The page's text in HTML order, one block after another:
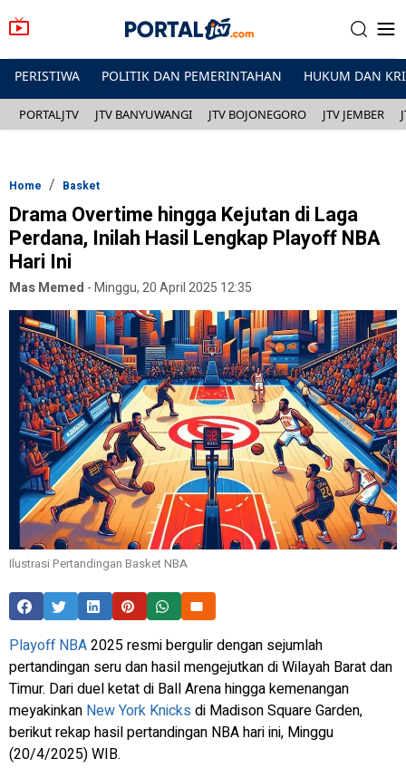
PERISTIWA POLITIK DAN PEMERINTAHAN HUKUM DAN
PORTALJTV JTV BANYUWANGI JTV BOJONEGORO JTV JEMBER
Home Basket
Drama Overtime hingga Kejutan di Laga
Perdana, Inilah Hasil Lengkap Playoff NBA
Hari Ini
Mas Memed -Minggu, 20 April 2025 12:35
Ilustrasi Pertandingan Basket NBA
Playoff NBA2025 resmi bergulir dengan sejumlah
pertandingan seru dan hasil mengejutkan di Wilayah Barat dan
Timur. Dari duel ketat di Ball Arena hingga kemenangan
meyakinkan New York Knicks di Madison Square Garden,
berikut rekap hasil pertandingan NBA hari ini, Minggu
(20/4/2025) WIB.